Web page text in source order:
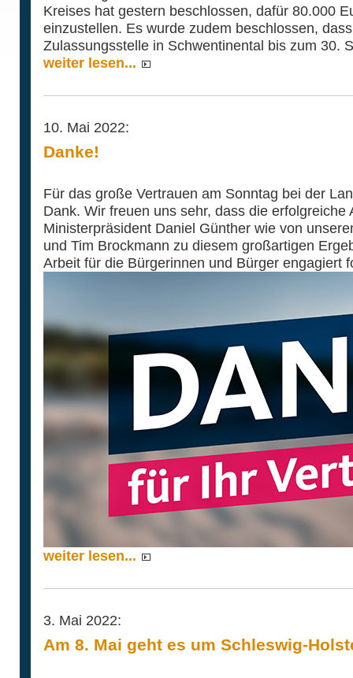
Kreises hat gestern beschlossen, dafür 80.000
einzustellen. Es wurde zudem beschlossen,
Zulassungsstelle in Schwentinental bis zum 30.
weiter lesen...
10. Mai 2022:
Danke!
Für das große Vertrauen am Sonntag bei der
Dank. Wir freuen uns sehr, dass die erfolgreiche
Ministerpräsident Daniel Günther wie von
und Tim Brockmann zu diesem großartigen
Arbeit für die Bürgerinnen und Bürger engagiert
weiter lesen...
3. Mai 2022:
Am 8. Mai geht es um Schleswig-